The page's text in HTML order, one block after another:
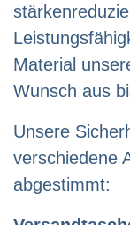
Material
Wunsch aus
Unsere
verschiedene
abgestimmt: